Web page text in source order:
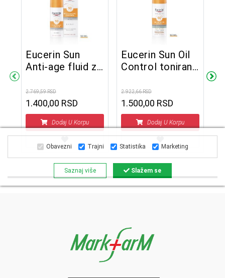
Eucerin Sun
Anti-age fluid za
SPF50 50 ml
2.769,59 RSD
1.400,00 RSD
Dodaj U Korpu
Eucerin Sun Oil
Control tonirani
zaštitu masne
kože od sunca
SPF50+ tamni
50 ml
2.922,66 RSD
1.500,00 RSD
Dodaj U Korpu
Obavezni Trajni Statistika Marketing
Saznaj više Slažem se